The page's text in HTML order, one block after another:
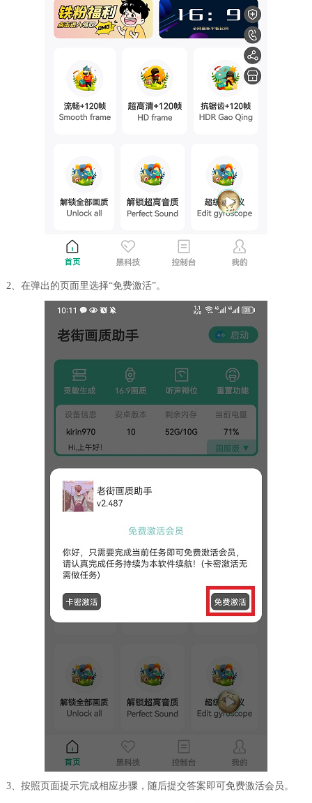
2、在弹出的页面里选择“免费激活”。
3、按照页面提示完成相应步骤，随后提交答案即可免费激活会员。